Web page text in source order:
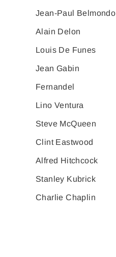
Jean-Paul Belmondo
Alain Delon
Louis De Funes
Jean Gabin
Fernandel
Lino Ventura
Steve McQueen
Clint Eastwood
Alfred Hitchcock
Stanley Kubrick
Charlie Chaplin